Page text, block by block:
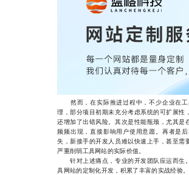
然而，在实际推进过程中，不少企业在工
理，部分项目初期未充分考虑系统的可扩展
还增加了出错风险。其次是性能瓶颈，尤其
频频出现，直接影响用户使用意愿。再者是
失，新接手的开发人员难以快速上手，甚至
严重削弱工具网站的实际价值。
针对上述痛点，专业的开发团队应运而生
具网站的定制化开发，积累了丰富的实战经验